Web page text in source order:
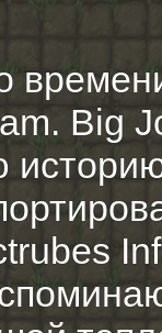
Big